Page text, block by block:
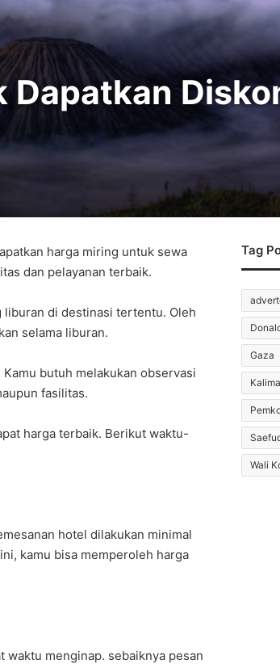
Dapatkan
harga miring untuk sewa
dan pelayanan terbaik.
liburan di destinasi tertentu. Oleh
selama liburan.
butuh melakukan observasi
fasilitas.
harga terbaik. Berikut waktu-
hotel dilakukan minimal
kamu bisa memperoleh harga
menginap. sebaiknya pesan
Tag
Gaza
Wali